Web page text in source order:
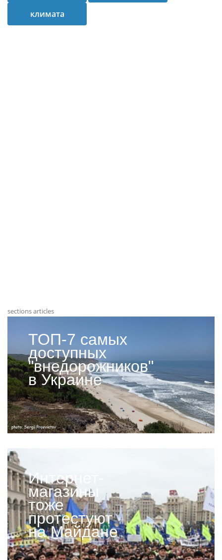
климата
sections articles
ТОП-7 самых
доступных
"внедорожников"
в Украине
Интернет-
магазины
тоже
протестуют
на Майдане